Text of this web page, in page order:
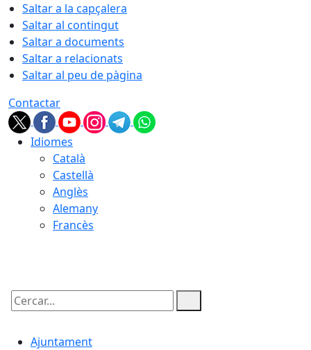
Saltar a la capçalera
Saltar al contingut
Saltar a documents
Saltar a relacionats
Saltar al peu de pàgina
Contactar
Idiomes
Català
Castellà
Anglès
Alemany
Francès
Cercar:
Ajuntament